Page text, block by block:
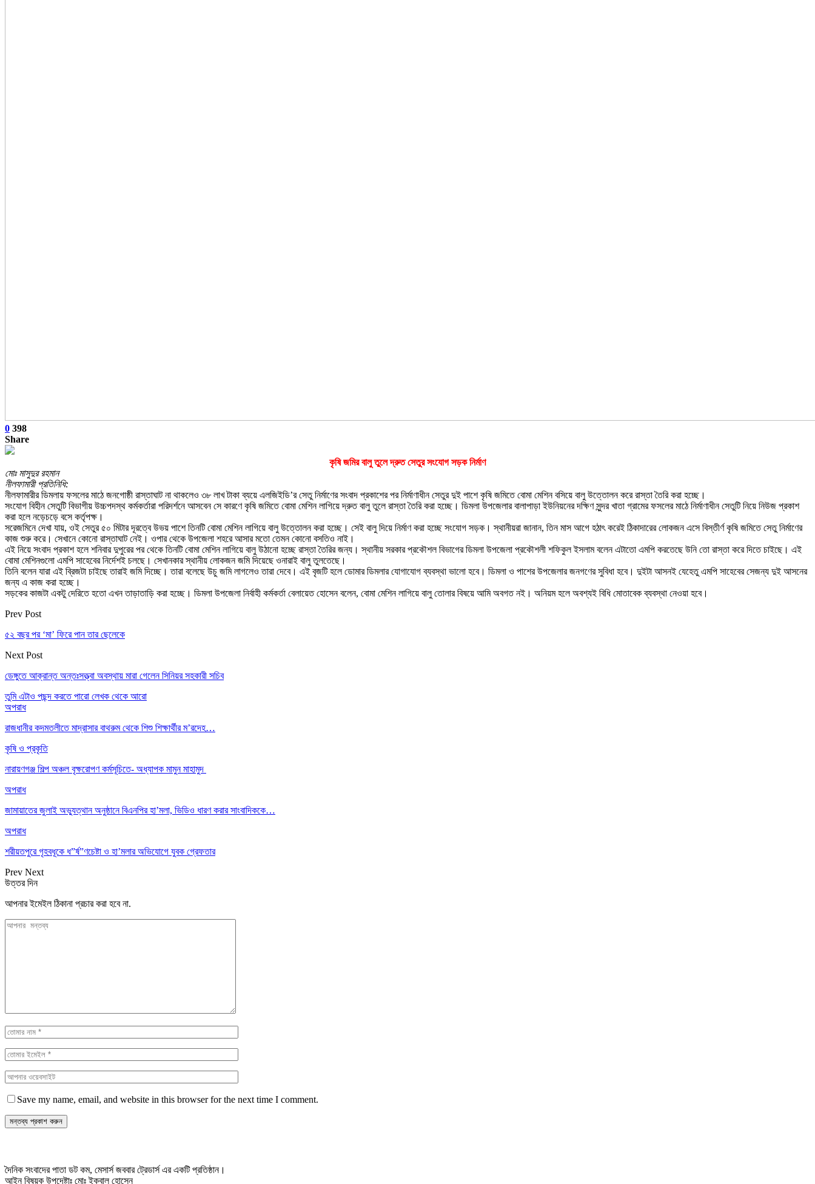
0 398
Share
কৃষি জমির বালু তুলে দ্রুত সেতুর সংযোগ সড়ক নির্মাণ
মোঃ মাসুদুর রহমান
নীলফামারী প্রতিনিধি:
নীলফামারীর ডিমলায় ফসলের মাঠে জনগোষ্ঠী রাস্তাঘাট না থাকলেও ৩৮ লাখ টাকা ব্যয়ে এলজিইডি’র সেতু নির্মাণের সংবাদ প্রকাশের পর নির্মাণাধীন সেতুর দুই পাশে কৃষি জমিতে বোমা মেশিন বসিয়ে বালু উত্তোলন করে রাস্তা তৈরি করা হচ্ছে।
সংযোগ বিহীন সেতুটি বিভাগীয় উচ্চপদস্থ কর্মকর্তারা পরিদর্শনে আসবেন সে কারণে কৃষি জমিতে বোমা মেশিন লাগিয়ে দ্রুত বালু তুলে রাস্তা তৈরি করা হচ্ছে। ডিমলা উপজেলার বালাপাড়া ইউনিয়নের দক্ষিণ সুন্দর খাতা গ্রামের ফসলের মাঠে নির্মাণাধীন সেতুটি নিয়ে নিউজ প্রকাশ
করা হলে নড়েচড়ে বসে কর্তৃপক্ষ।
সরেজমিনে দেখা যায়, ওই সেতুর ৫০ মিটার দূরত্বে উভয় পাশে তিনটি বোমা মেশিন লাগিয়ে বালু উত্তোলন করা হচ্ছে। সেই বালু দিয়ে নির্মাণ করা হচ্ছে সংযোগ সড়ক। স্থানীয়রা জানান, তিন মাস আগে হঠাৎ করেই ঠিকাদারের লোকজন এসে বিস্তীর্ণ কৃষি জমিতে সেতু নির্মাণের
কাজ শুরু করে। সেখানে কোনো রাস্তাঘাট নেই। ওপার থেকে উপজেলা শহরে আসার মতো তেমন কোনো বসতিও নাই।
এই নিয়ে সংবাদ প্রকাশ হলে শনিবার দুপুরের পর থেকে তিনটি বোমা মেশিন লাগিয়ে বালু উঠানো হচ্ছে রাস্তা তৈরির জন্য। স্থানীয় সরকার প্রকৌশল বিভাগের ডিমলা উপজেলা প্রকৌশলী শফিকুল ইসলাম বলেন এটাতো এমপি করতেছে উনি তো রাস্তা করে দিতে চাইছে। এই
বোমা মেশিনগুলো এমপি সাহেবের নির্দেশই চলছে। সেখানকার স্থানীয় লোকজন জমি দিয়েছে ওনারাই বালু তুলতেছে।
তিনি বলেন যারা এই ব্রিজটা চাইছে তারাই জমি দিচ্ছে। তারা বলেছে উচু জমি লাগলেও তারা দেবে। এই বৃজটি হলে ডোমার ডিমলার যোগাযোগ ব্যবস্থা ভালো হবে। ডিমলা ও পাশের উপজেলার জনগণের সুবিধা হবে। দুইটা আসনই যেহেতু এমপি সাহেবের সেজন্য দুই আসনের
জন্য এ কাজ করা হচ্ছে।
সড়কের কাজটা একটু দেরিতে হতো এখন তাড়াতাড়ি করা হচ্ছে। ডিমলা উপজেলা নির্বাহী কর্মকর্তা বেলায়েত হোসেন বলেন, বোমা মেশিন লাগিয়ে বালু তোলার বিষয়ে আমি অবগত নই। অনিয়ম হলে অবশ্যই বিধি মোতাবেক ব্যবস্থা নেওয়া হবে।
Prev Post
৫২ বছর পর ‘মা’ ফিরে পান তার ছেলেকে
Next Post
ডেঙ্গুতে আক্রান্ত অন্তঃসত্ত্বা অবস্থায় মারা গেলেন সিনিয়র সহকারী সচিব
তুমি এটাও পছন্দ করতে পারো লেখক থেকে আরো
অপরাধ
রাজধানীর কদমতলীতে মাদ্রাসার বাথরুম থেকে শিশু শিক্ষার্থীর ম’রদেহ…
কৃষি ও প্রকৃতি
নারায়ণগঞ্জ শিল্প অঞ্চল বৃক্ষরোপণ কর্মসূচিতে- অধ্যাপক মামুন মাহামুদ
অপরাধ
জামায়াতের জুলাই অভ্যুত্থান অনুষ্ঠানে বিএনপির হা’মলা, ভিডিও ধারণ করার সাংবাদিককে…
অপরাধ
শরীয়তপুরে গৃহবধূকে ধ”র্ষ”ণচেষ্টা ও হা’মলার অভিযোগে যুবক গ্রেফতার
Prev Next
উত্তর দিন
আপনার ইমেইল ঠিকানা প্রচার করা হবে না.
Save my name, email, and website in this browser for the next time I comment.
দৈনিক সংবাদের পাতা ডট কম, মেসার্স জববার ট্রেডার্স এর একটি প্রতিষ্ঠান।
আইন বিষয়ক উপদেষ্টাঃ মোঃ ইকবাল হোসেন